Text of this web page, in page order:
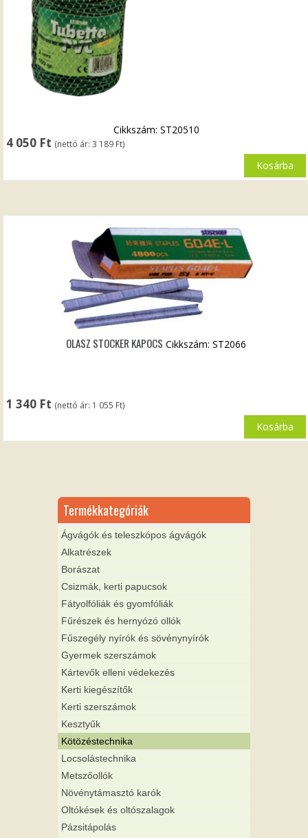
4 050 Ft (nettó ár:3 189 Ft)
Cikkszám: ST20510
Kosárba
OLASZ STOCKER KAPOCS
1 340 Ft (nettó ár: 1 055 Ft)
Cikkszám: ST2066
Kosárba
Termékkategóriák
Ágvágók és teleszkópos ágvágók
Alkatrészek
Borászat
Csizmák, kerti papucsok
Fátyolfóliák és gyomfóliák
Fűrészek és hernyózó ollók
Fűszegély nyírók és sövénynyírók
Gyermek szerszámok
Kártevők elleni védekezés
Kerti kiegészítők
Kerti szerszámok
Kesztyűk
Kötözéstechnika
Locsolástechnika
Metszőollók
Növénytámasztó karók
Oltókések és oltószalagok
Pázsitápolás